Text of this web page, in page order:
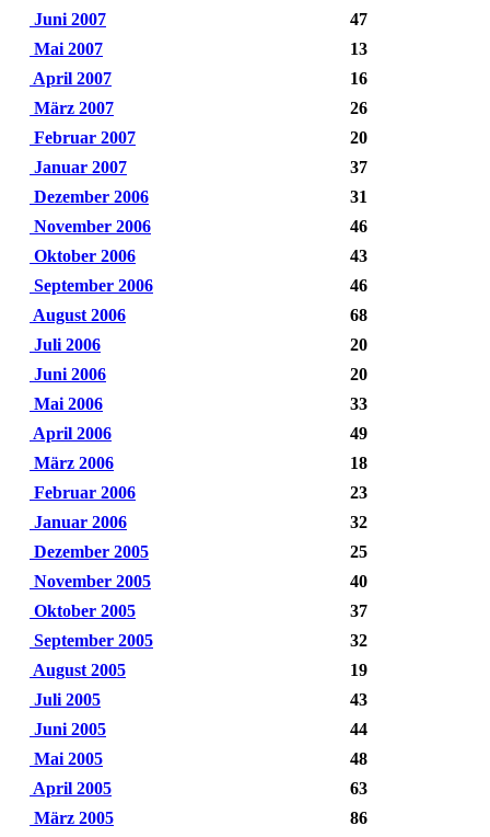
Juni 2007
47
Mai 2007
13
April 2007
16
März 2007
26
Februar 2007
20
Januar 2007
37
Dezember 2006
31
November 2006
46
Oktober 2006
43
September 2006
46
August 2006
68
Juli 2006
20
Juni 2006
20
Mai 2006
33
April 2006
49
März 2006
18
Februar 2006
23
Januar 2006
32
Dezember 2005
25
November 2005
40
Oktober 2005
37
September 2005
32
August 2005
19
Juli 2005
43
Juni 2005
44
Mai 2005
48
April 2005
63
März 2005
86